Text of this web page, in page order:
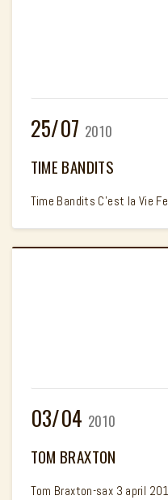
25/07 2010
TIME BANDITS
Time Bandits C'est la Vie
03/04 2010
TOM BRAXTON
Tom Braxton-sax 3 april